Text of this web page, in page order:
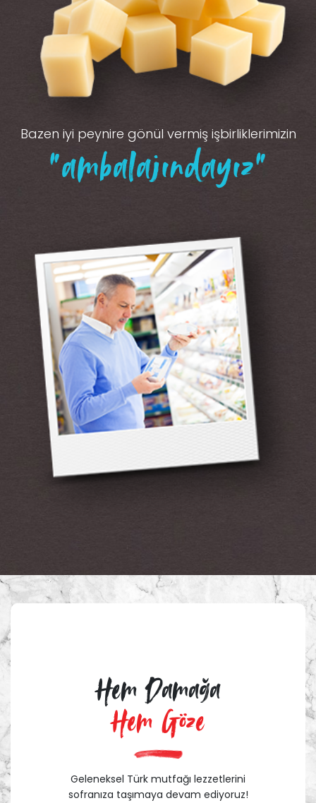
Bazen iyi peynire gönül vermiş işbirliklerimizin
“ambalajındayız”
Hem Damağa
Hem Göze
Geleneksel Türk mutfağı lezzetlerini
sofranıza taşımaya devam ediyoruz!